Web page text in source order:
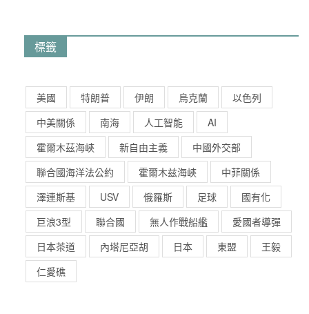
標籤
美國 特朗普 伊朗 烏克蘭
以色列
中美關係
南海 人工智能
AI
霍爾木茲海峽
新自由主義
中國外交部
聯合國海洋法公約
霍爾木兹海峽
中菲關係
澤連斯基
USV 俄羅斯 足球
國有化
巨浪3型
聯合國 無人作戰船艦
愛國者導彈
日本茶道
內塔尼亞胡 日本 東盟
王毅
仁愛礁